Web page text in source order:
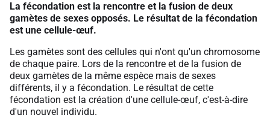
La fécondation est la rencontre et la fusion de deux
gamètes de sexes opposés. Le résultat de la fécondation
est une cellule-œuf.
Les gamètes sont des cellules qui n'ont qu'un chromosome
de chaque paire. Lors de la rencontre et de la fusion de
deux gamètes de la même espèce mais de sexes
différents, il y a fécondation. Le résultat de cette
fécondation est la création d'une cellule-œuf, c'est-à-dire
d'un nouvel individu.